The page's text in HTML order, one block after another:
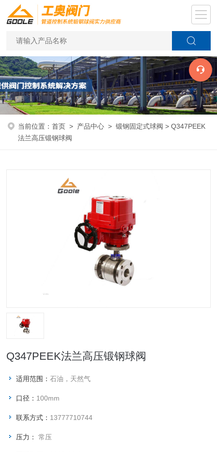
当前位置：首页 > 产品中心 >锻钢固定式球阀 > Q347PEEK
法兰高压锻钢球阀
Q347PEEK法兰高压锻钢球阀
适用范围：石油，天然气
口径： 100mm
联系方式： 13777710744
压力： 常压